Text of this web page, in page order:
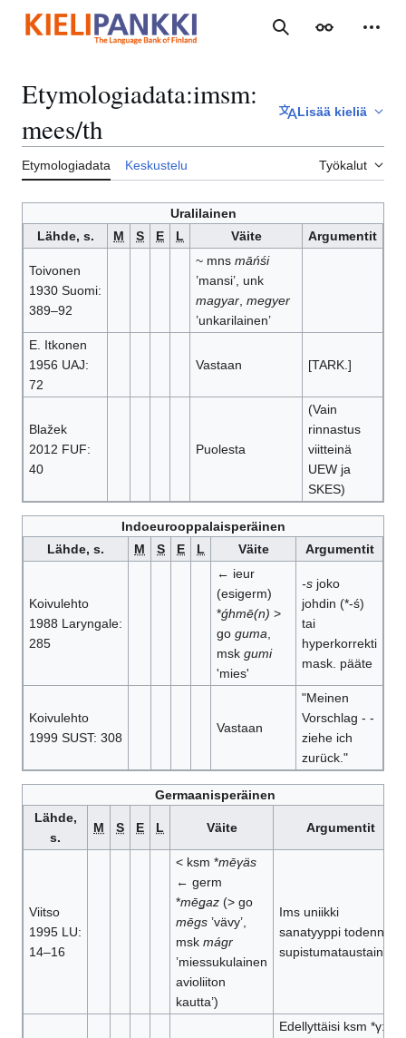
sisältöön
Haku Ulkoasu
Etymologiadata:imsm:
mees/th
Lisää kieliä
Etymologiadata Keskustelu Työkalut
Uralilainen
Lähde, s.
M S E L Väite Argumentit
Toivonen
1930 Suomi:
389–92
~ mns māńśi
’mansi’, unk
magyar, megyer
’unkarilainen’
E. Itkonen
1956 UAJ:
72
Vastaan [TARK.]
Blažek
2012 FUF:
40
Puolesta
(Vain
rinnastus
viitteinä
UEW ja
SKES)
Indoeurooppalaisperäinen
Lähde, s.
M S E L Väite Argumentit
Koivulehto
1988 Laryngale:
285
← ieur
(esigerm)
*ǵhmē(n) >
go guma
msk gumi
'mies'
-sjoko
johdin (*-ś)
tai
hyperkorrekti
mask. pääte
Koivulehto
1999 SUST: 308
Vastaan
"Meinen
Vorschlag - -
ziehe ich
zurück."
Germaanisperäinen
Lähde,
s.
M S E L Väite Argumentit
Viitso
1995 LU:
14–16
< ksm *mēγäs
← germ
*mēǥaz(> go
mēgs’vävy’,
msk mágr
’miessukulainen
avioliiton
kautta’)
Ims uniikki
sanatyyppi todennäk.
supistumataustainen.
Edellyttäisi ksm *γ:tä